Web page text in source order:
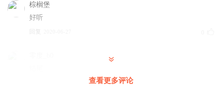
棕榈堡
好听
回复
查看更多评论